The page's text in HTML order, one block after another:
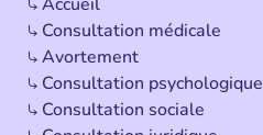
Consultation médicale
Avortement
Consultation psychologique
Consultation sociale